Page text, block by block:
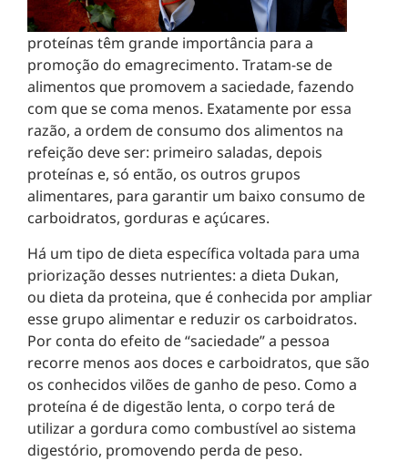
proteínas têm grande importância para a
promoção do emagrecimento. Tratam-se de
alimentos que promovem a saciedade, fazendo
com que se coma menos. Exatamente por essa
razão, a ordem de consumo dos alimentos na
refeição deve ser: primeiro saladas, depois
proteínas e, só então, os outros grupos
alimentares, para garantir um baixo consumo de
carboidratos, gorduras e açúcares.
Há um tipo de dieta específica voltada para uma
priorização desses nutrientes: a dieta Dukan,
ou dieta da proteina, que é conhecida por ampliar
esse grupo alimentar e reduzir os carboidratos.
Por conta do efeito de “saciedade” a pessoa
recorre menos aos doces e carboidratos, que são
os conhecidos vilões de ganho de peso. Como a
proteína é de digestão lenta, o corpo terá de
utilizar a gordura como combustível ao sistema
digestório, promovendo perda de peso.